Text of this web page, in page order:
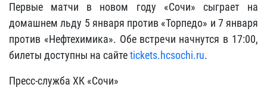
Первые матчи в новом году «Сочи» сыграет на
домашнем льду 5 января против «Торпедо» и 7 января
против «Нефтехимика». Обе встречи начнутся в 17:00,
билеты доступны на сайтеtickets.hcsochi.ru.
Пресс-служба ХК «Сочи»